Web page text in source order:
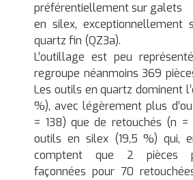
préférentiellement sur galets
en silex, exceptionnellement
quartz fin (QZ3a).
L’outillage est peu
regroupe néanmoins 369
Les outils en quartz dominent
%), avec légèrement plus
= 138) que de retouchés (n =
outils en silex (19,5 %) qui,
comptent que 2 pièces
façonnées pour 70